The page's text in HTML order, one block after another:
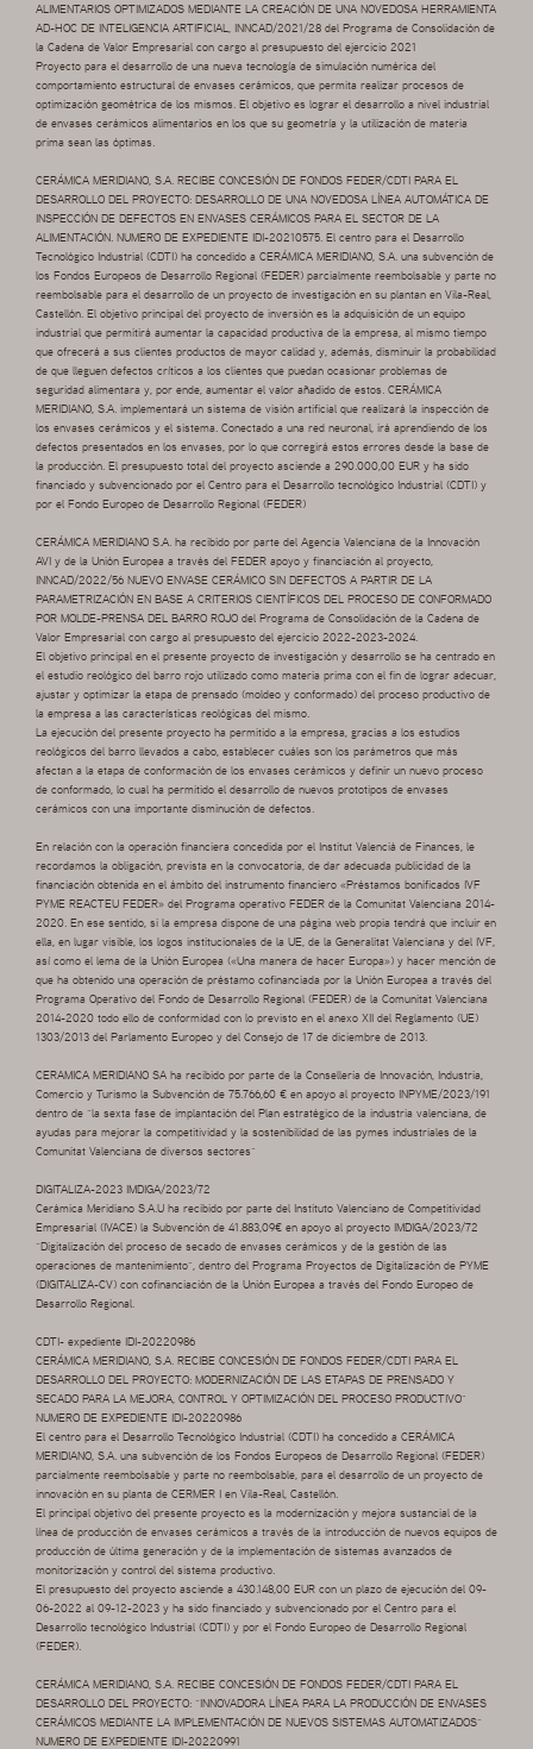
ALIMENTARIOS OPTIMIZADOS MEDIANTE LA CREACIÓN DE UNA NOVEDOSA HERRAMIENTA
AD-HOC DE INTELIGENCIA ARTIFICIAL, INNCAD/2021/28 del Programa de Consolidación de
la Cadena de Valor Empresarial con cargo al presupuesto del ejercicio 2021
Proyecto para el desarrollo de una nueva tecnología de simulación numérica del
comportamiento estructural de envases cerámicos, que permita realizar procesos de
optimización geométrica de los mismos. El objetivo es lograr el desarrollo a nivel industrial
de envases cerámicos alimentarios en los que su geometría y la utilización de materia
prima sean las óptimas.
CERÁMICA MERIDIANO, S.A. RECIBE CONCESIÓN DE FONDOS FEDER/CDTI PARA EL
DESARROLLO DEL PROYECTO: DESARROLLO DE UNA NOVEDOSA LÍNEA AUTOMÁTICA DE
INSPECCIÓN DE DEFECTOS EN ENVASES CERÁMICOS PARA EL SECTOR DE LA
ALIMENTACIÓN. NUMERO DE EXPEDIENTE IDI-20210575. El centro para el Desarrollo
Tecnológico Industrial (CDTI) ha concedido a CERÁMICA MERIDIANO, S.A. una subvención de
los Fondos Europeos de Desarrollo Regional (FEDER) parcialmente reembolsable y parte no
reembolsable para el desarrollo de un proyecto de investigación en su plantan en Vila-Real,
Castellón. El objetivo principal del proyecto de inversión es la adquisición de un equipo
industrial que permitirá aumentar la capacidad productiva de la empresa, al mismo tiempo
que ofrecerá a sus clientes productos de mayor calidad y, además, disminuir la probabilidad
de que lleguen defectos críticos a los clientes que puedan ocasionar problemas de
seguridad alimentara y, por ende, aumentar el valor añadido de estos. CERÁMICA
MERIDIANO, S.A. implementará un sistema de visión artificial que realizará la inspección de
los envases cerámicos y el sistema. Conectado a una red neuronal, irá aprendiendo de los
defectos presentados en los envases, por lo que corregirá estos errores desde la base de
la producción. El presupuesto total del proyecto asciende a 290.000,00 EUR y ha sido
financiado y subvencionado por el Centro para el Desarrollo tecnológico Industrial (CDTI) y
por el Fondo Europeo de Desarrollo Regional (FEDER)
CERÁMICA MERIDIANO S.A. ha recibido por parte del Agencia Valenciana de la Innovación
AVI y de la Unión Europea a través del FEDER apoyo y financiación al proyecto,
INNCAD/2022/56 NUEVO ENVASE CERÁMICO SIN DEFECTOS A PARTIR DE LA
PARAMETRIZACIÓN EN BASE A CRITERIOS CIENTÍFICOS DEL PROCESO DE CONFORMADO
POR MOLDE-PRENSA DEL BARRO ROJO del Programa de Consolidación de la Cadena de
Valor Empresarial con cargo al presupuesto del ejercicio 2022-2023-2024.
El objetivo principal en el presente proyecto de investigación y desarrollo se ha centrado en
el estudio reológico del barro rojo utilizado como materia prima con el fin de lograr adecuar,
ajustar y optimizar la etapa de prensado (moldeo y conformado) del proceso productivo de
la empresa a las características reológicas del mismo.
La ejecución del presente proyecto ha permitido a la empresa, gracias a los estudios
reológicos del barro llevados a cabo, establecer cuáles son los parámetros que más
afectan a la etapa de conformación de los envases cerámicos y definir un nuevo proceso
de conformado, lo cual ha permitido el desarrollo de nuevos prototipos de envases
cerámicos con una importante disminución de defectos.
En relación con la operación financiera concedida por el Institut Valencià de Finances, le
recordamos la obligación, prevista en la convocatoria, de dar adecuada publicidad de la
financiación obtenida en el ámbito del instrumento financiero «Préstamos bonificados IVF
PYME REACTEU FEDER» del Programa operativo FEDER de la Comunitat Valenciana 2014-
2020. En ese sentido, si la empresa dispone de una página web propia tendrá que incluir en
ella, en lugar visible, los logos institucionales de la UE, de la Generalitat Valenciana y del IVF,
así como el lema de la Unión Europea («Una manera de hacer Europa») y hacer mención de
que ha obtenido una operación de préstamo cofinanciada por la Unión Europea a través del
Programa Operativo del Fondo de Desarrollo Regional (FEDER) de la Comunitat Valenciana
2014-2020 todo ello de conformidad con lo previsto en el anexo XII del Reglamento (UE)
1303/2013 del Parlamento Europeo y del Consejo de 17 de diciembre de 2013.
CERAMICA MERIDIANO SA ha recibido por parte de la Conselleria de Innovación, Industria,
Comercio y Turismo la Subvención de 75.766,60 € en apoyo al proyecto INPYME/2023/191
dentro de “la sexta fase de implantación del Plan estratégico de la industria valenciana, de
ayudas para mejorar la competitividad y la sostenibilidad de las pymes industriales de la
Comunitat Valenciana de diversos sectores”
DIGITALIZA-2023 IMDIGA/2023/72
Cerámica Meridiano S.A.U ha recibido por parte del Instituto Valenciano de Competitividad
Empresarial (IVACE) la Subvención de 41.883,09€ en apoyo al proyecto IMDIGA/2023/72
“Digitalización del proceso de secado de envases cerámicos y de la gestión de las
operaciones de mantenimiento”, dentro del Programa Proyectos de Digitalización de PYME
(DIGITALIZA-CV) con cofinanciación de la Unión Europea a través del Fondo Europeo de
Desarrollo Regional.
CDTI- expediente IDI-20220986
CERÁMICA MERIDIANO, S.A. RECIBE CONCESIÓN DE FONDOS FEDER/CDTI PARA EL
DESARROLLO DEL PROYECTO: MODERNIZACIÓN DE LAS ETAPAS DE PRENSADO Y
SECADO PARA LA MEJORA, CONTROL Y OPTIMIZACIÓN DEL PROCESO PRODUCTIVO”
NUMERO DE EXPEDIENTE IDI-20220986
El centro para el Desarrollo Tecnológico Industrial (CDTI) ha concedido a CERÁMICA
MERIDIANO, S.A. una subvención de los Fondos Europeos de Desarrollo Regional (FEDER)
parcialmente reembolsable y parte no reembolsable, para el desarrollo de un proyecto de
innovación en su planta de CERMER I en Vila-Real, Castellón.
El principal objetivo del presente proyecto es la modernización y mejora sustancial de la
línea de producción de envases cerámicos a través de la introducción de nuevos equipos de
producción de última generación y de la implementación de sistemas avanzados de
monitorización y control del sistema productivo.
El presupuesto del proyecto asciende a 430.148,00 EUR con un plazo de ejecución del 09-
06-2022 al 09-12-2023 y ha sido financiado y subvencionado por el Centro para el
Desarrollo tecnológico Industrial (CDTI) y por el Fondo Europeo de Desarrollo Regional
(FEDER).
CERÁMICA MERIDIANO, S.A. RECIBE CONCESIÓN DE FONDOS FEDER/CDTI PARA EL
DESARROLLO DEL PROYECTO: “INNOVADORA LÍNEA PARA LA PRODUCCIÓN DE ENVASES
CERÁMICOS MEDIANTE LA IMPLEMENTACIÓN DE NUEVOS SISTEMAS AUTOMATIZADOS”
NUMERO DE EXPEDIENTE IDI-20220991